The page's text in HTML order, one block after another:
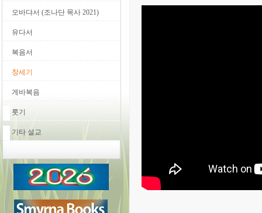
오바댜서 (조나단 목사 2021)
유다서
복음서
창세기
게바복음
룻기
기타 설교